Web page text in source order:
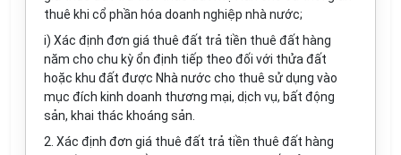
thuê khi cổ phần hóa doanh nghiệp nhà nước;
i) Xác định đơn giá thuê đất trả tiền thuê đất hàng
năm cho chu kỳ ổn định tiếp theo đối với thửa đất
hoặc khu đất được Nhà nước cho thuê sử dụng vào
mục đích kinh doanh thương mại, dịch vụ, bất động
sản, khai thác khoáng sản.
2. Xác định đơn giá thuê đất trả tiền thuê đất hàng